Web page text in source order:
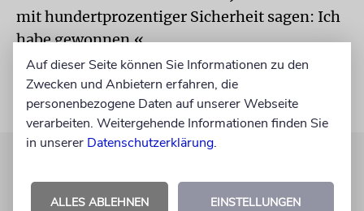
mit hundertprozentiger Sicherheit sagen: Ich
habe gewonnen.«
Auf dieser Seite können Sie Informationen zu den
Zwecken und Anbietern erfahren, die
personenbezogene Daten auf unserer Webseite
verarbeiten. Weitergehende Informationen finden Sie
in unserer Datenschutzerklärung.
ALLES ABLEHNEN EINSTELLUNGEN